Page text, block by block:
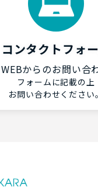
コンタクトフォ
WEBからのお問い合
フォームに記載の上
お問い合わせください。